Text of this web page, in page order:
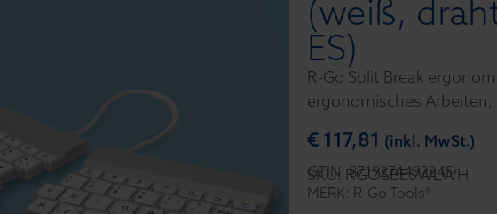
(weiß,
ES)
R-Go Split Break
ergonomisches
€ 117,81 (inkl. MwSt.)
SKU: RGOSBESWLWH
GTIN: 8719274492245
MERK: R-Go Tools®